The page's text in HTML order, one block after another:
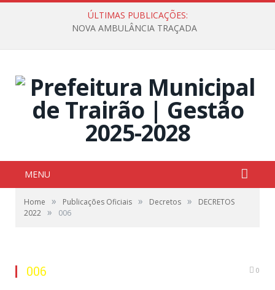
ÚLTIMAS PUBLICAÇÕES:
NOVA AMBULÂNCIA TRAÇADA
MENU
Home » Publicações Oficiais » Decretos »
DECRETOS
2022 » 006
006 0